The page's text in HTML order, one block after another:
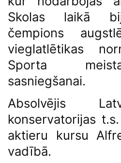
Skolas laikā
čempions
vieglatlētikas
Sporta
sasniegšanai.
Absolvējis
konservatorijas
aktieru kursu
vadībā.